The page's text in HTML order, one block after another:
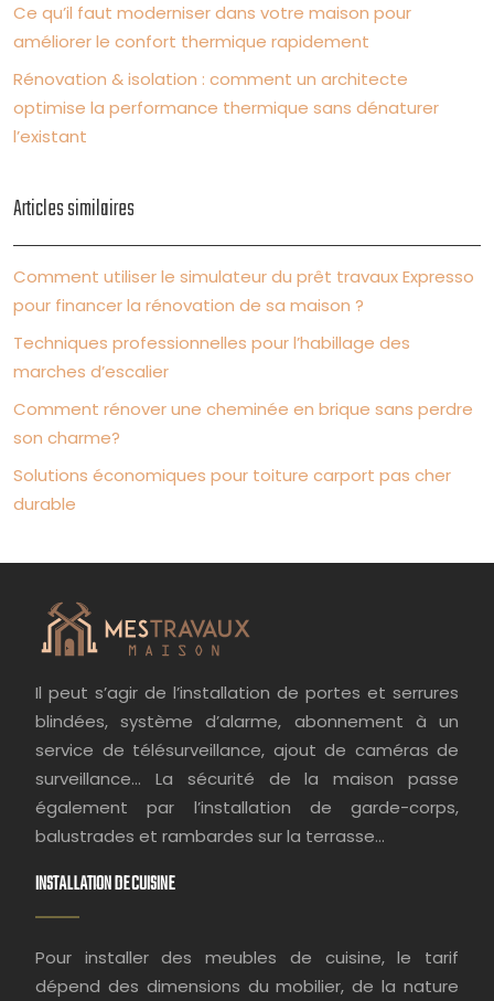
Ce qu’il faut moderniser dans votre maison pour
améliorer le confort thermique rapidement
Rénovation & isolation : comment un architecte
optimise la performance thermique sans dénaturer
l’existant
Articles similaires
Comment utiliser le simulateur du prêt travaux Expresso
pour financer la rénovation de sa maison ?
Techniques professionnelles pour l’habillage des
marches d’escalier
Comment rénover une cheminée en brique sans perdre
son charme?
Solutions économiques pour toiture carport pas cher
durable
Il peut s’agir de l’installation de portes et serrures
blindées, système d’alarme, abonnement à un
service de télésurveillance, ajout de caméras de
surveillance… La sécurité de la maison passe
également par l’installation de garde-corps,
balustrades et rambardes sur la terrasse…
INSTALLATION DE CUISINE
Pour installer des meubles de cuisine, le tarif
dépend des dimensions du mobilier, de la nature